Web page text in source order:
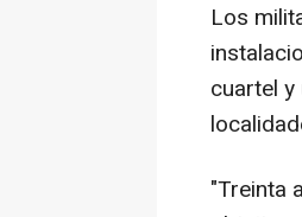
Los
cuartel
"Treinta